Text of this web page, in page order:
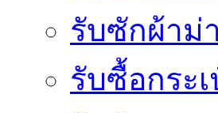
รับซักผ้าม่
รับซื้อกระ